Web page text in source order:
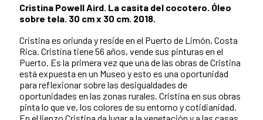
Cristina Powell Aird. La casita del cocotero. Óleo
sobre tela. 30 cm x 30 cm. 2018.
Cristina es oriunda y reside en el Puerto de Limón, Costa
Rica. Cristina tiene 56 años, vende sus pinturas en el
Puerto. Es la primera vez que una de las obras de Cristina
está expuesta en un Museo y esto es una oportunidad
para reflexionar sobre las desigualdades de
oportunidades en las zonas rurales. Cristina en sus obras
pinta lo que ve, los colores de su entorno y cotidianidad.